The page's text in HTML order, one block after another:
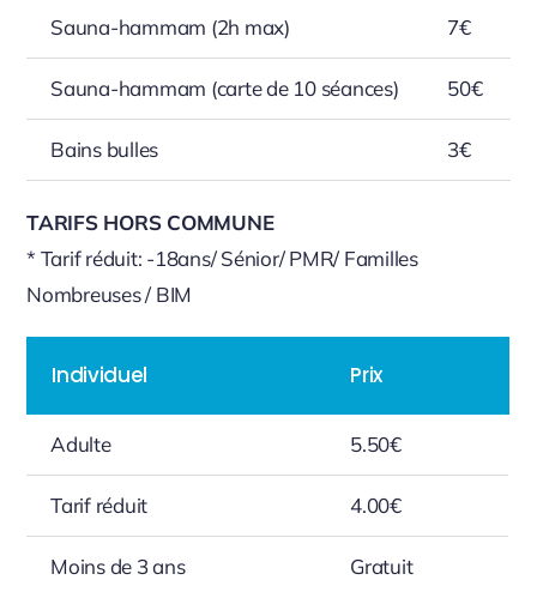
Sauna-hammam (2h max) 7€
Sauna-hammam (carte de 10 séances) 50€
Bains bulles 3€
TARIFS HORS COMMUNE
* Tarif réduit: -18ans/ Sénior/ PMR/ Familles
Nombreuses / BIM
Individuel Prix
Adulte 5.50€
Tarif réduit 4.00€
Moins de 3 ans Gratuit